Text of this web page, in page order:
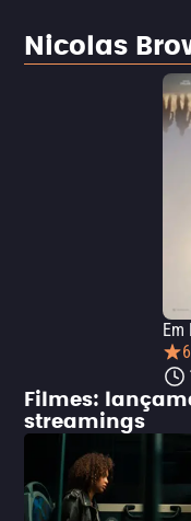
Nicolas
Filmes:
streamings